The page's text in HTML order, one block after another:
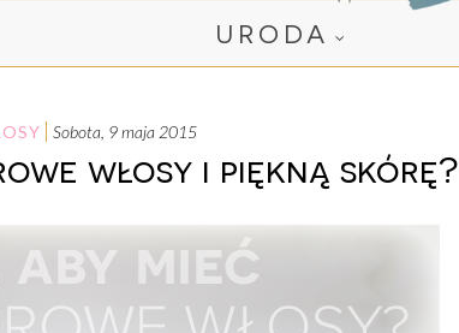
URODA
sobota, 9 maja 2015
włosy i piękną skórę?